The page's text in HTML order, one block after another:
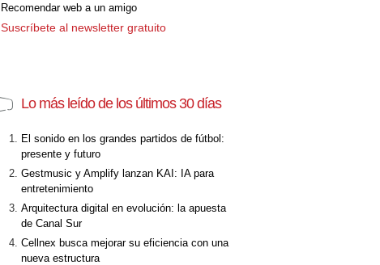
Recomendar web a un amigo
Suscríbete al newsletter gratuito
Lo más leído de los últimos 30 días
El sonido en los grandes partidos de fútbol:
presente y futuro
Gestmusic y Amplify lanzan KAI: IA para
entretenimiento
Arquitectura digital en evolución: la apuesta
de Canal Sur
Cellnex busca mejorar su eficiencia con una
nueva estructura